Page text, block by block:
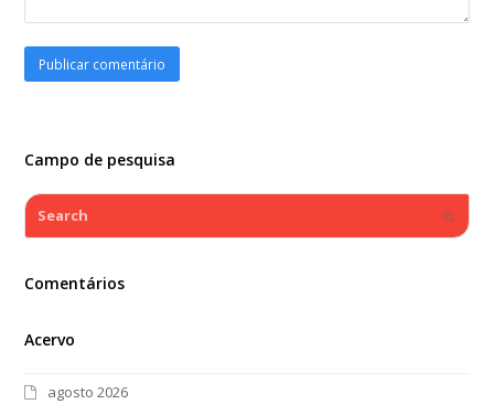
Campo de pesquisa
Search
Comentários
Acervo
agosto 2026